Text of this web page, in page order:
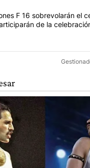
con el título "Los
F 16 sobrevolarán el
de la